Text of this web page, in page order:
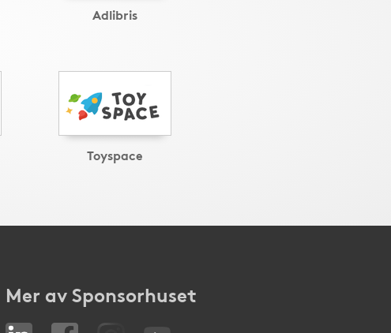
Adlibris
Toyspace
Mer av Sponsorhuset